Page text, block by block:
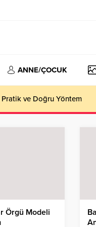
ANNE/ÇOCUK
Pratik ve Doğru Yöntem
Örgü Modeli